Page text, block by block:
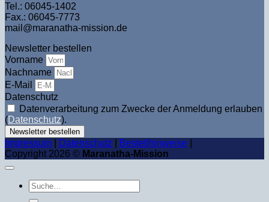
Tel.: 06045-1402
Fax.: 06045-7773
mail@maranatha-mission.de
Newsletter bestellen
Vorname
Nachname
E-Mail
Datenschutz
Datenverarbeitung zum Zwecke der Anmeldung erlauben
(Datenschutz).
Newsletter bestellen
Impressum Datenschutz Bestellhinweise
Copyright 2026 © Maranatha-Mission
Suche
nach: